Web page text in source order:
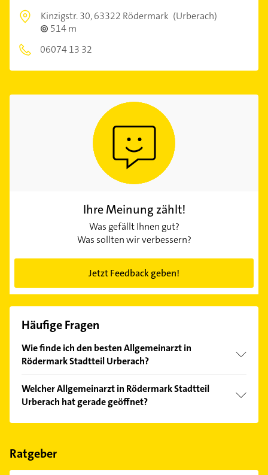
Kinzigstr. 30,63322 Rödermark (Urberach)
514 m
06074 13 32
Ihre Meinung zählt!
Was gefällt Ihnen gut?
Was sollten wir verbessern?
Jetzt Feedback geben!
Häufige Fragen
Wie finde ich den besten Allgemeinarzt in
Rödermark Stadtteil Urberach?
Kundenmeinungen und profitieren Sie von den
Empfehlungen. Die Suchergebnisse können Sie sich
einfach nachBewertungensortiert anzeigen lassen.
Welcher Allgemeinarzt in Rödermark Stadtteil
Urberach hat gerade geöffnet?
Im Anbieter-Bereich finden Sie alleÖffnungszeiten.
Feiertagen abweichen können.
Ratgeber